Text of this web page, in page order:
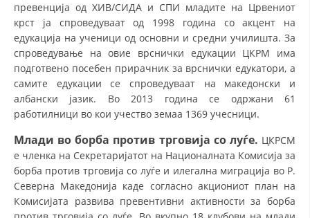
СТАТУТ НА ЦКРМ
ОРГАНИЗАЦИЈА И РАЗВОЈ
СОБРАНИЕ
СТРУКТУРА И ОРГАНИЗАЦИОНА ПОСТАВЕНОСТ
ДИСЕМИНАЦИЈА
превенција од ХИВ/СИДА и СПИ младите на Црвениот
крст ја спроведуваат од 1998 година со акцент на
едукација на ученици од основни и средни училишта. За
спроведување на овие врснички едукации ЦКРМ има
подготвено посебен прирачник за врснички едукатори, а
самите едукации се спроведуваат на македонски и
албански јазик. Во 2013 година се одржани 61
работилници во кои учество земаа 1369 учесници.
Млади во борба против трговија со луѓе. ЦКРСМ
е членка на Секретаријатот на Националната Комисија за
борба против трговија со луѓе и илегална миграција во Р.
Северна Македонија каде согласно акциониот план на
Комисијата развива превентивни активности за борба